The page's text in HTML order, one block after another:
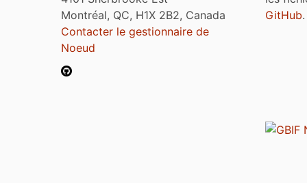
Montréal, QC, H1X 2B2, Canada
Contacter le gestionnaire de
Noeud
GitHub.